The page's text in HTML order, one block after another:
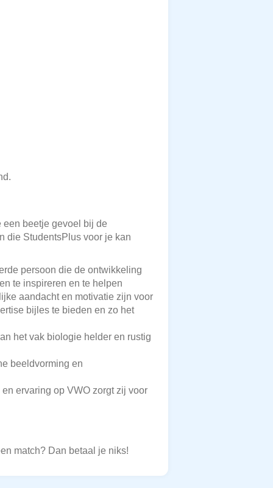
beetje gevoel bij de
die StudentsPlus voor je kan
persoon die de ontwikkeling
te inspireren en te helpen
aandacht en motivatie zijn voor
bijles te bieden en zo het
het vak biologie helder en rustig
beeldvorming en
ervaring op VWO zorgt zij voor
match? Dan betaal je niks!